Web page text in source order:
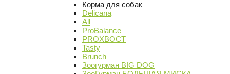
Корма для собак
Delicana
All
ProBalance
PROХВОСТ
Tasty
Brunch
Зоогурман BIG DOG